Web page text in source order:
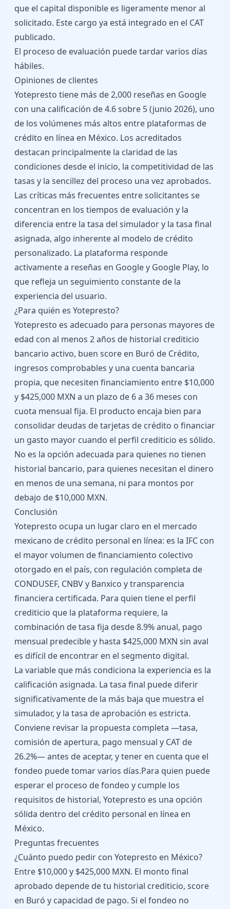
que el capital disponible es ligeramente menor al
solicitado. Este cargo ya está integrado en el CAT
publicado.
El proceso de evaluación puede tardar varios días
hábiles.
Opiniones de clientes
Yotepresto tiene más de 2,000 reseñas en Google
con una calificación de 4.6 sobre 5 (junio 2026), uno
de los volúmenes más altos entre plataformas de
crédito en línea en México. Los acreditados
destacan principalmente la claridad de las
condiciones desde el inicio, la competitividad de las
tasas y la sencillez del proceso una vez aprobados.
Las críticas más frecuentes entre solicitantes se
concentran en los tiempos de evaluación y la
diferencia entre la tasa del simulador y la tasa final
asignada, algo inherente al modelo de crédito
personalizado. La plataforma responde
activamente a reseñas en Google y Google Play, lo
que refleja un seguimiento constante de la
experiencia del usuario.
¿Para quién es Yotepresto?
Yotepresto es adecuado para personas mayores de
edad con al menos 2 años de historial crediticio
bancario activo, buen score en Buró de Crédito,
ingresos comprobables y una cuenta bancaria
propia, que necesiten financiamiento entre $10,000
y $425,000 MXN a un plazo de 6 a 36 meses con
cuota mensual fija. El producto encaja bien para
consolidar deudas de tarjetas de crédito o financiar
un gasto mayor cuando el perfil crediticio es sólido.
No es la opción adecuada para quienes no tienen
historial bancario, para quienes necesitan el dinero
en menos de una semana, ni para montos por
debajo de $10,000 MXN.
Conclusión
Yotepresto ocupa un lugar claro en el mercado
mexicano de crédito personal en línea: es la IFC con
el mayor volumen de financiamiento colectivo
otorgado en el país, con regulación completa de
CONDUSEF, CNBV y Banxico y transparencia
financiera certificada. Para quien tiene el perfil
crediticio que la plataforma requiere, la
combinación de tasa fija desde 8.9% anual, pago
mensual predecible y hasta $425,000 MXN sin aval
es difícil de encontrar en el segmento digital.
La variable que más condiciona la experiencia es la
calificación asignada. La tasa final puede diferir
significativamente de la más baja que muestra el
simulador, y la tasa de aprobación es estricta.
Conviene revisar la propuesta completa —tasa,
comisión de apertura, pago mensual y CAT de
26.2%— antes de aceptar, y tener en cuenta que el
fondeo puede tomar varios días.Para quien puede
esperar el proceso de fondeo y cumple los
requisitos de historial, Yotepresto es una opción
sólida dentro del crédito personal en línea en
México.
Preguntas frecuentes
¿Cuánto puedo pedir con Yotepresto en México?
Entre $10,000 y $425,000 MXN. El monto final
aprobado depende de tu historial crediticio, score
en Buró y capacidad de pago. Si el fondeo no